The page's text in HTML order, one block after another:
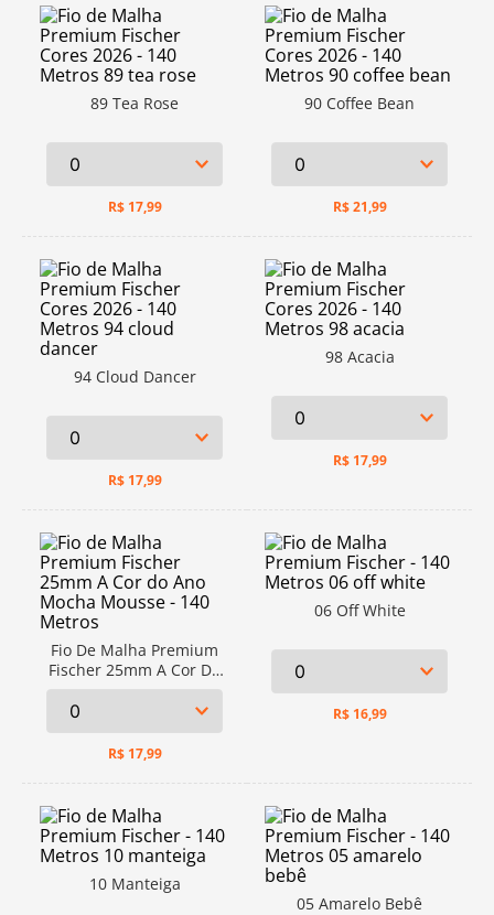
89 Tea Rose
R$ 17,99
90 Coffee Bean
R$21,99
94 Cloud Dancer
R$ 17,99
98 Acacia
R$ 17,99
Fio De Malha Premium
Fischer 25mm A Cor Do
Ano Mocha Mousse - 140
R$ 17,99
06 Off White
R$ 16,99
10 Manteiga
05 Amarelo Bebê